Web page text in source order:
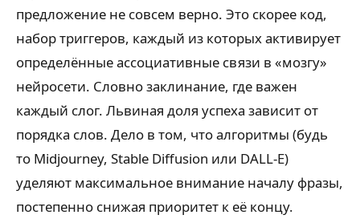
предложение не совсем верно. Это скорее код,
набор триггеров, каждый из которых активирует
определённые ассоциативные связи в «мозгу»
нейросети. Словно заклинание, где важен
каждый слог. Львиная доля успеха зависит от
порядка слов. Дело в том, что алгоритмы (будь
то Midjourney, Stable Diffusion или DALL-E)
уделяют максимальное внимание началу фразы,
постепенно снижая приоритет к её концу.